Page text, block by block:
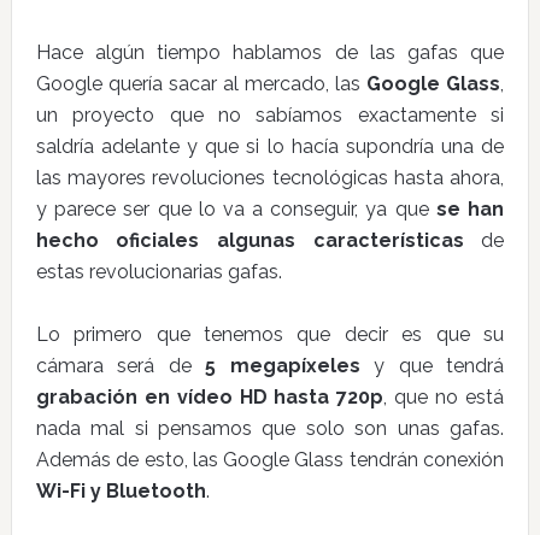
Hace algún tiempo hablamos de las gafas que
Google quería sacar al mercado, las Google Glass,
un proyecto que no sabíamos exactamente si
saldría adelante y que si lo hacía supondría una de
las mayores revoluciones tecnológicas hasta ahora,
y parece ser que lo va a conseguir, ya que se han
hecho oficiales algunas características de
estas revolucionarias gafas.
Lo primero que tenemos que decir es que su
cámara será de5 megapíxeles y que tendrá
grabación en vídeo HD hasta 720p, que no está
nada mal si pensamos que solo son unas gafas.
Además de esto, las Google Glass tendrán conexión
Wi-Fi y Bluetooth.